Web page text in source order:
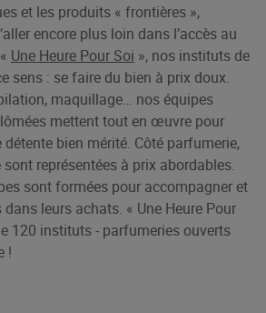
et les produits « frontières »,
encore plus loin dans l’accès au
Une Heure Pour Soi », nos instituts de
sens : se faire du bien à prix doux.
maquillage… nos équipes
mettent tout en œuvre pour
bien mérité. Côté parfumerie,
représentées à prix abordables.
sont formées pour accompagner et
leurs achats. « Une Heure Pour
120 instituts - parfumeries ouverts
!